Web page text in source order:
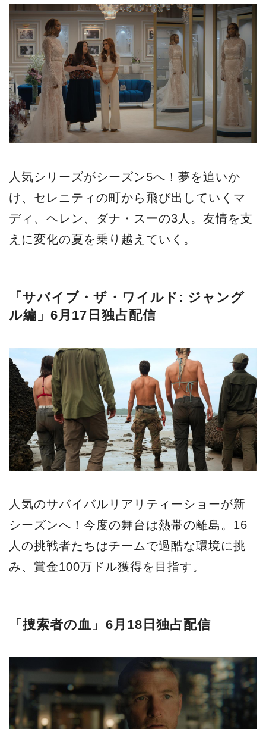
人気シリーズがシーズン5へ！夢を追いか
け、セレニティの町から飛び出していくマ
ディ、ヘレン、ダナ・スーの3人。友情を支
えに変化の夏を乗り越えていく。
「サバイブ・ザ・ワイルド: ジャング
ル編」6月17日独占配信
人気のサバイバルリアリティーショーが新
シーズンへ！今度の舞台は熱帯の離島。16
人の挑戦者たちはチームで過酷な環境に挑
み、賞金100万ドル獲得を目指す。
「捜索者の血」6月18日独占配信